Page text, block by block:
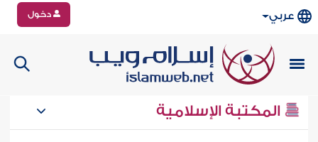
عربي دخول
المكتبة الإسلامية